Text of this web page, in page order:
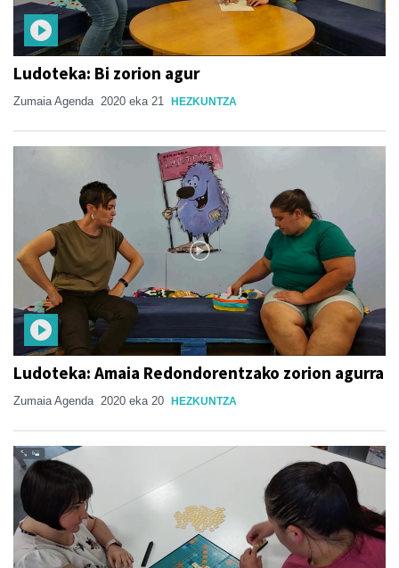
Ludoteka: Bi zorion agur
Zumaia Agenda 2020 eka 21 HEZKUNTZA
Ludoteka: Amaia Redondorentzako zorion agurra
Zumaia Agenda 2020 eka 20 HEZKUNTZA